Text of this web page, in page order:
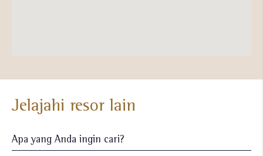
Jelajahi resor lain